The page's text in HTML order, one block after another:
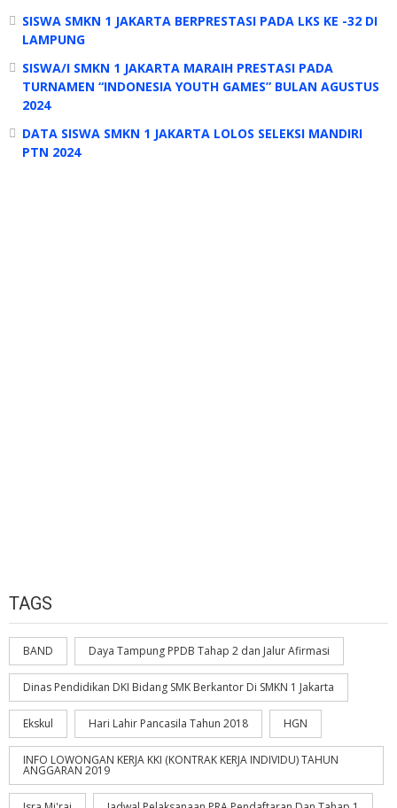
SISWA SMKN 1 JAKARTA BERPRESTASI PADA LKS KE -32 DI
LAMPUNG
SISWA/I SMKN 1 JAKARTA MARAIH PRESTASI PADA
TURNAMEN “INDONESIA YOUTH GAMES” BULAN AGUSTUS
2024
DATA SISWA SMKN 1 JAKARTA LOLOS SELEKSI MANDIRI
PTN 2024
TAGS
BAND Daya Tampung PPDB Tahap 2 dan Jalur Afirmasi
Dinas Pendidikan DKI Bidang SMK Berkantor Di SMKN 1 Jakarta
Ekskul Hari Lahir Pancasila Tahun 2018 HGN
INFO LOWONGAN KERJA KKI (KONTRAK KERJA INDIVIDU) TAHUN
ANGGARAN 2019